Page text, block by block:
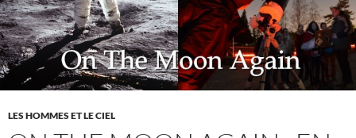
LES HOMMES ET LE CIEL